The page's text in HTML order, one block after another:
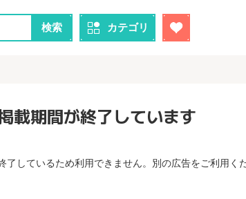
検索 カテゴリ
載期間が終了しています
了しているため利用できません。別の広告をご利用くだ